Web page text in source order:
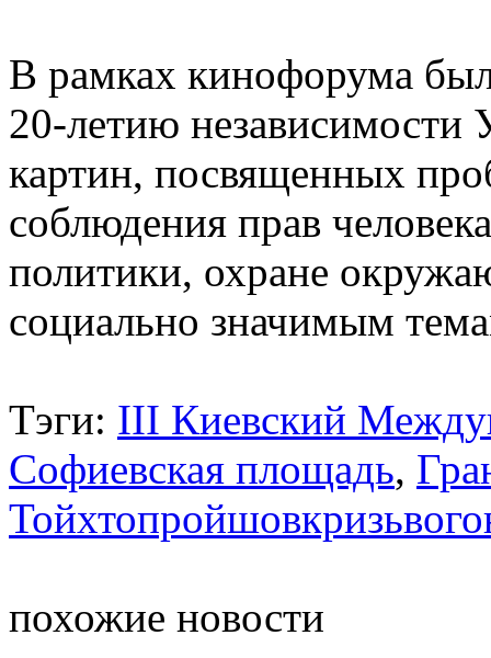
В рамках кинофорума
20-летию
картин, посвященных
соблюдения прав
политики, охране
социально значимым
Тэги: ІІІ Киевский
Софиевская площадь,
похожие новости